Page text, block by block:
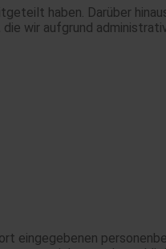
haben. Darüber
wir aufgrund
eingegebenen